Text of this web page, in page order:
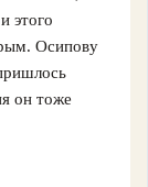
этого
Осипову
он тоже